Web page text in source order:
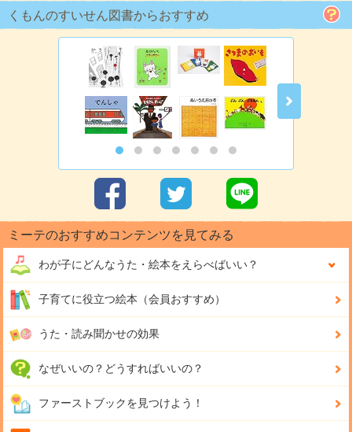
くもんのすいせん図書からおすすめ
ミーテのおすすめコンテンツを見てみる
わが子にどんなうた・絵本をえらべばいい？
子育てに役立つ絵本（会員おすすめ）
うた・読み聞かせの効果
なぜいいの？どうすればいいの？
ファーストブックを見つけよう！